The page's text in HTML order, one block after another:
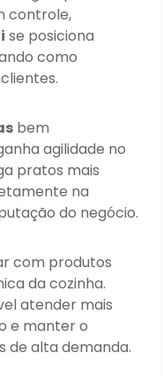
controle,
se posiciona
como
bem
agilidade no
pratos mais
na
do negócio.
com produtos
da cozinha.
atender mais
e manter o
de alta demanda.